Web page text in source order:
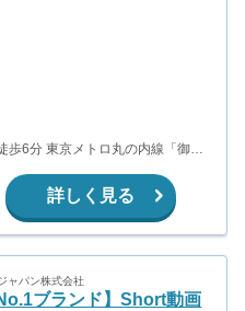
歩6分 東京メトロ丸の内線「御茶
詳しく見る
ャパン株式会社
ブランド】Short動画